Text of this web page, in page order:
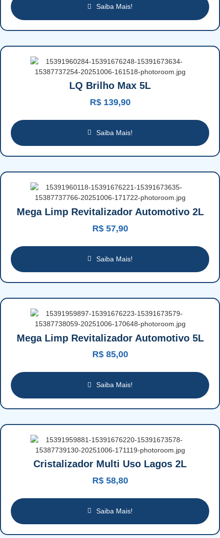
Saiba Mais!
LQ Brilho Max 5L
R$139,90
Saiba Mais!
Mega Limp Revitalizador Automotivo 2L
R$57,90
Saiba Mais!
Mega Limp Revitalizador Automotivo 5L
R$85,00
Saiba Mais!
Cristalizador Multi Uso Lagos 2L
R$58,80
Saiba Mais!